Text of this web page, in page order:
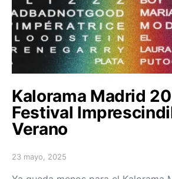
Kalorama Madrid
Festival
Verano
Posted on
23 mayo, 2025